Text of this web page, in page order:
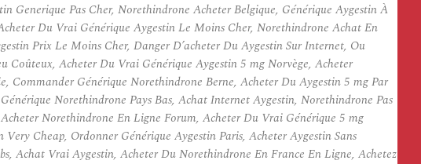
Generique Pas Cher, Norethindrone Acheter Belgique, Générique Aygestin À
Du Vrai Générique Aygestin Le Moins Cher, Norethindrone Achat En
Prix Le Moins Cher, Danger D’acheter Du Aygestin Sur Internet, Ou
Coûteux, Acheter Du Vrai Générique Aygestin 5 mg Norvège, Acheter
Commander Générique Norethindrone Berne, Acheter Du Aygestin 5 mg Par
Norethindrone Pays Bas, Achat Internet Aygestin, Norethindrone Pas
Norethindrone En Ligne Forum, Acheter Du Vrai Générique 5 mg
Cheap, Ordonner Générique Aygestin Paris, Acheter Aygestin Sans
Achat Vrai Aygestin, Acheter Du Norethindrone En France En Ligne, Achetez